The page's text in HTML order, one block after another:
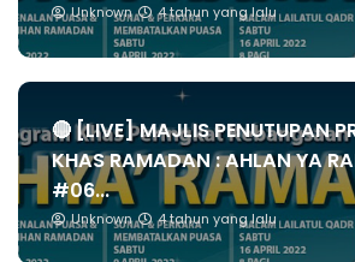
Unknown 4 tahun yang lalu
🔴 [LIVE] MAJLIS PENUTUPAN
KHAS RAMADAN : AHLAN YA
#06...
Unknown 4 tahun yang lalu